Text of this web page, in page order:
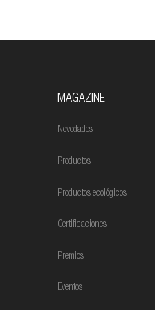
MAGAZINE
Novedades
Productos
Productos ecológicos
Certificaciones
Premios
Eventos